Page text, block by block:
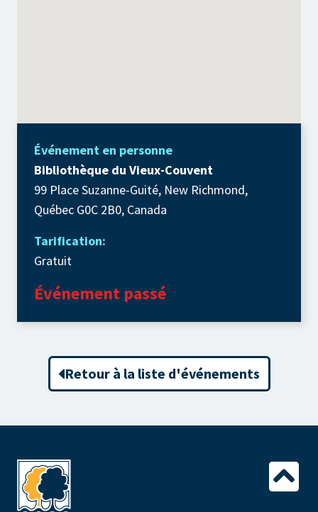
Événement en personne
Bibliothèque du Vieux-Couvent
99 Place Suzanne-Guité, New Richmond,
Québec G0C 2B0, Canada
Tarification:
Gratuit
Événement passé
Retour à la liste d'événements